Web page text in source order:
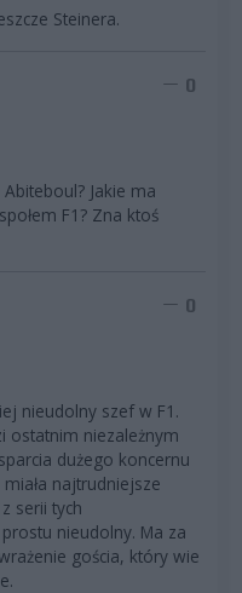
Steinera.
0
Jakie ma
F1? Zna ktoś
0
nieudolny szef w F1.
ostatnim niezależnym
dużego koncernu
najtrudniejsze
serii tych
nieudolny. Ma za
gościa, który wie